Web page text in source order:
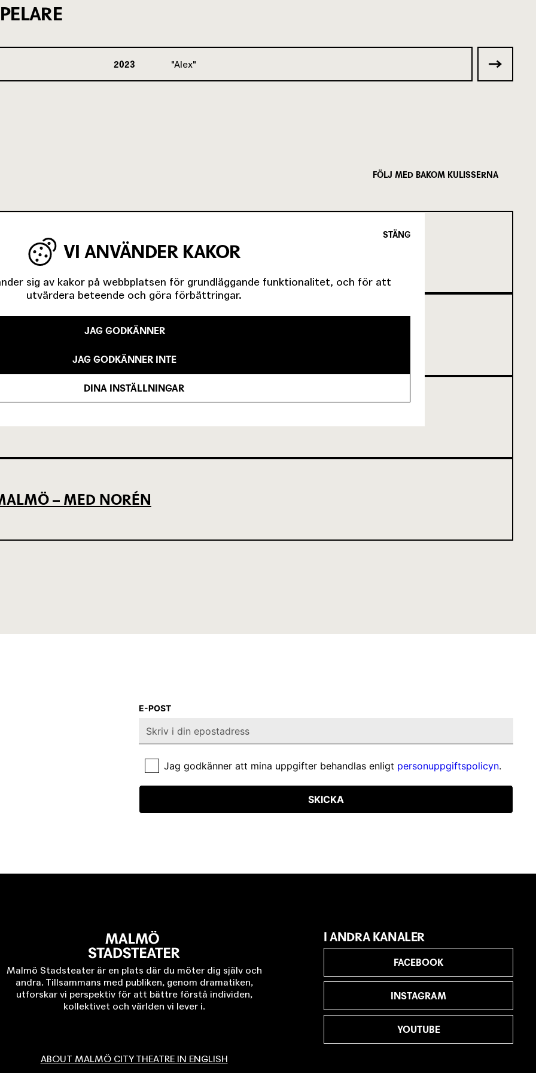
2023 Alex
FÖLJ MED BAKOM KULISSERNA
MINUTER OM UNGAS RÄTT TILL SCENKONST
OCH KÖPENHAMNSTRILOGIN
– MED NORÉN
E-POST
Jag godkänner att mina uppgifter behandlas enligt personuppgiftspolicyn.
SKICKA
Malmö Stadsteater är en plats där du möter dig själv och
andra. Tillsammans med publiken, genom dramatiken,
utforskar vi perspektiv för att bättre förstå individen,
kollektivet och världen vi lever i.
ABOUT MALMÖ CITY THEATRE IN ENGLISH
I ANDRA KANALER
FACEBOOK
INSTAGRAM
YOUTUBE
STÄNG
VI ANVÄNDER KAKOR
sig av kakor på webbplatsen för grundläggande funktionalitet, och för att
utvärdera beteende och göra förbättringar.
JAG GODKÄNNER
JAG GODKÄNNER INTE
DINA INSTÄLLNINGAR